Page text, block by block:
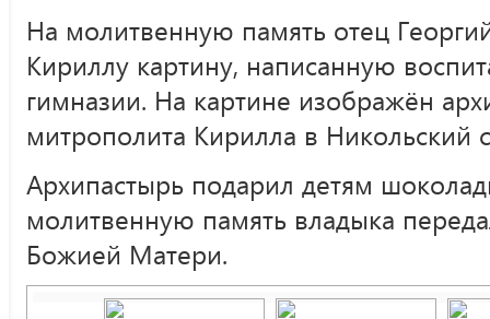
На молитвенную память отец
Кириллу картину, написанную
гимназии. На картине изображён
митрополита Кирилла в Никольский
Архипастырь подарил детям
молитвенную память владыка
Божией Матери.